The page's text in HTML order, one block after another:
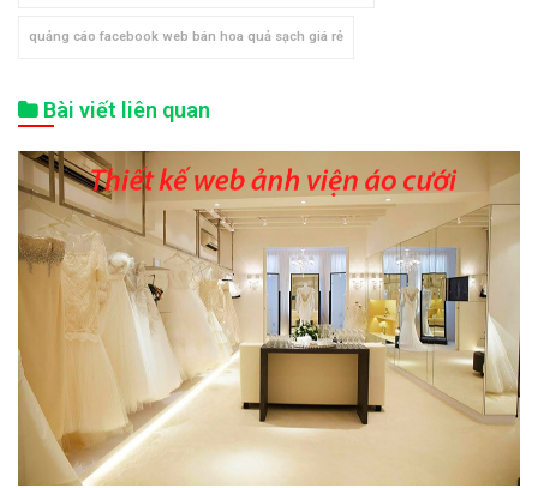
quảng cáo facebook web bán hoa quả sạch giá rẻ
Bài viết liên quan